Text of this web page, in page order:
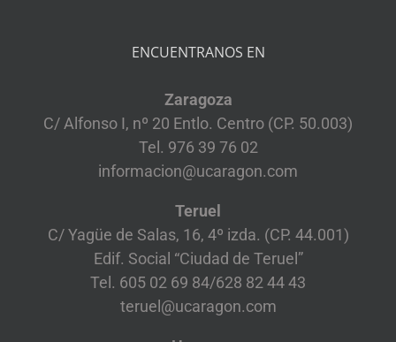
ENCUENTRANOS EN
Zaragoza
C/ Alfonso I, nº 20 Entlo. Centro (CP. 50.003)
Tel. 976 39 76 02
informacion@ucaragon.com
Teruel
C/ Yagüe de Salas, 16, 4º izda. (CP. 44.001)
Edif. Social “Ciudad de Teruel”
Tel. 605 02 69 84/628 82 44 43
teruel@ucaragon.com